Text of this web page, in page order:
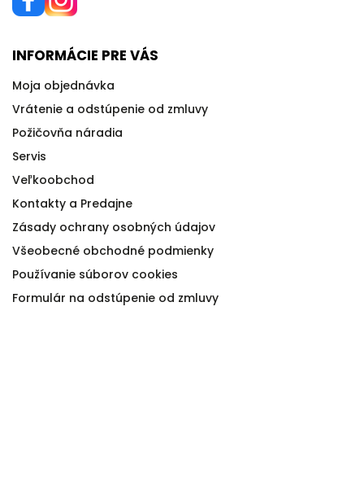
INFORMÁCIE PRE VÁS
Moja objednávka
Vrátenie a odstúpenie od zmluvy
Požičovňa náradia
Servis
Veľkoobchod
Kontakty a Predajne
Zásady ochrany osobných údajov
Všeobecné obchodné podmienky
Používanie súborov cookies
Formulár na odstúpenie od zmluvy